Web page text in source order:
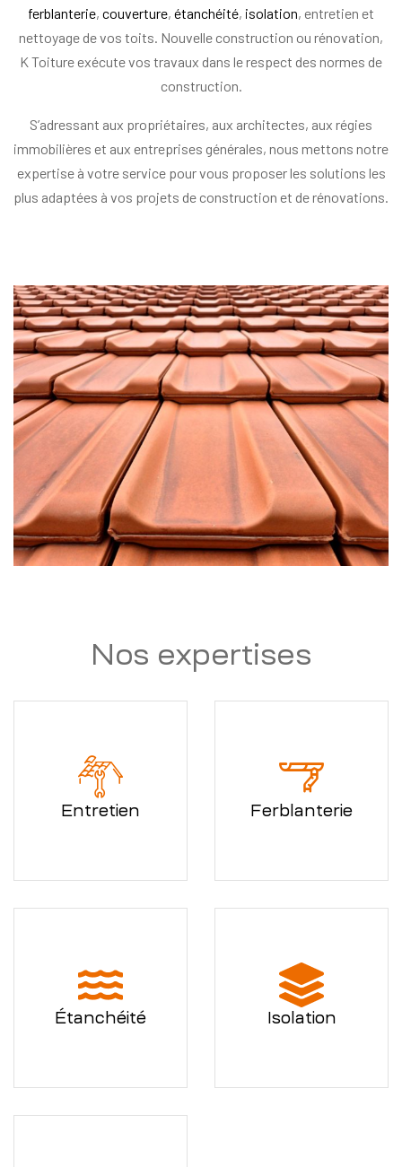
ferblanterie, couverture, étanchéité, isolation, entretien et
nettoyage de vos toits. Nouvelle construction ou rénovation,
K Toiture exécute vos travaux dans le respect des normes de
construction.
S’adressant aux propriétaires, aux architectes, aux régies
immobilières et aux entreprises générales, nous mettons notre
expertise à votre service pour vous proposer les solutions les
plus adaptées à vos projets de construction et de rénovations.
Nos expertises
Entretien Ferblanterie
Étanchéité Isolation